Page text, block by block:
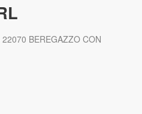
BEREGAZZO CON